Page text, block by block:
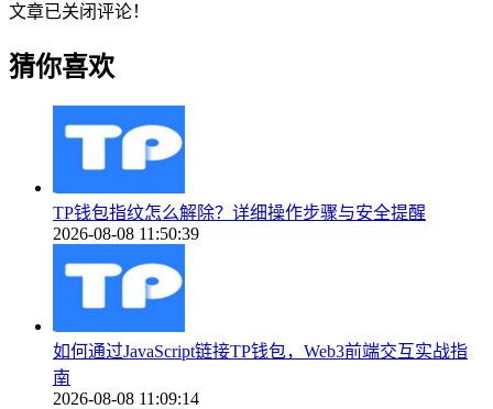
文章已关闭评论！
猜你喜欢
TP钱包指纹怎么解除？详细操作步骤与安全提醒
2026-08-08 11:50:39
如何通过JavaScript链接TP钱包，Web3前端交互实战指
南
2026-08-08 11:09:14